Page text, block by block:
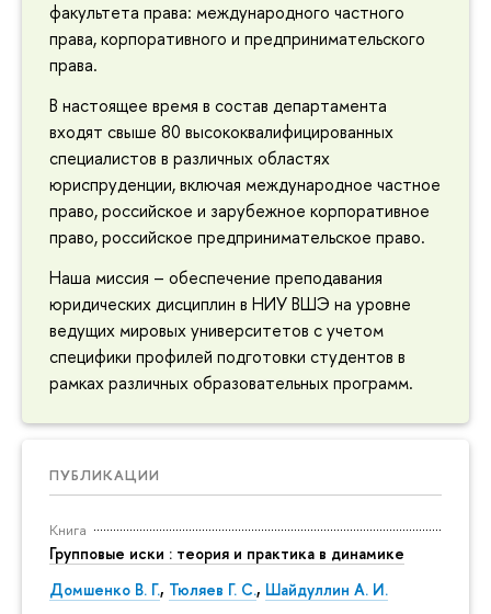
факультета права: международного частного
права, корпоративного и предпринимательского
права.
В настоящее время в состав департамента
входят свыше 80 высококвалифицированных
специалистов в различных областях
юриспруденции, включая международное частное
право, российское и зарубежное корпоративное
право, российское предпринимательское право.
Наша миссия – обеспечение преподавания
юридических дисциплин в НИУ ВШЭ на уровне
ведущих мировых университетов с учетом
специфики профилей подготовки студентов в
рамках различных образовательных программ.
ПУБЛИКАЦИИ
Книга
Групповые иски : теория и практика в динамике
Домшенко В. Г., Тюляев Г. С., Шайдуллин А. И.